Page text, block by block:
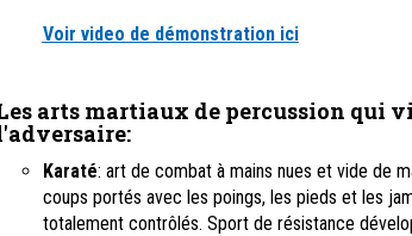
Voir video de démonstration ici
arts martiaux de percussion qui
:
Karaté: art de combat à mains nues et vide de
coups portés avec les poings, les pieds et les
totalement contrôlés. Sport de résistance